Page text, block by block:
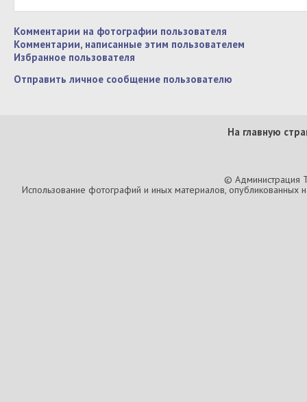
Комментарии на фотографии пользователя
Комментарии, написанные этим пользователем
Избранное пользователя
Отправить личное сообщение пользователю
На главную
© Администрация
Использование фотографий и иных материалов, опубликованных